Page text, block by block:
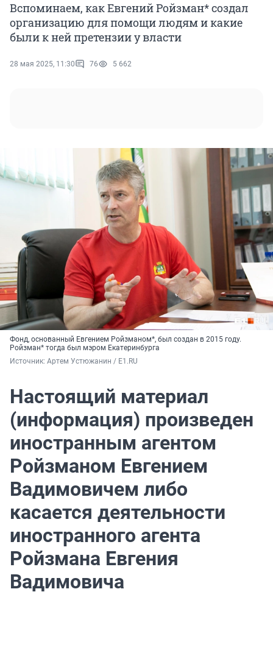
Вспоминаем, как Евгений Ройзман* создал
организацию для помощи людям и какие
были к ней претензии у власти
28 мая 2025, 11:30 76 5 662
Фонд, основанный Евгением Ройзманом*, был создан в 2015 году.
Ройзман* тогда был мэром Екатеринбурга
Источник: Артем Устюжанин / E1.RU
Настоящий материал
(информация) произведен
иностранным агентом
Ройзманом Евгением
Вадимовичем либо
касается деятельности
иностранного агента
Ройзмана Евгения
Вадимовича